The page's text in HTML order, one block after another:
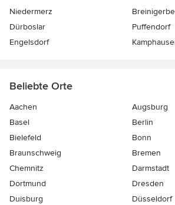
Niedermerz
Dürboslar
Puffendorf
Engelsdorf
Beliebte Orte
Aachen
Augsburg
Basel
Berlin
Bielefeld
Bonn
Braunschweig
Bremen
Chemnitz
Darmstadt
Dortmund
Dresden
Duisburg
Düsseldorf